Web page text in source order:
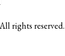
rights reserved.